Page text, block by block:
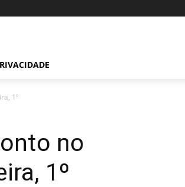
1º
no
1º